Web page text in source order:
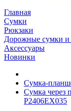
Главная
Сумки
Рюкзаки
Дорожные сумки и
Аксессуары
Новинки
Сумка-
Сумка через
P2406EX035